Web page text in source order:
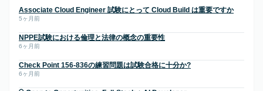
Associate Cloud Engineer 試験にとって Cloud Build は重要ですか
5ヶ月前
NPPE試験における倫理と法律の概念の重要性
6ヶ月前
Check Point 156-836の練習問題は試験合格に十分か?
6ヶ月前